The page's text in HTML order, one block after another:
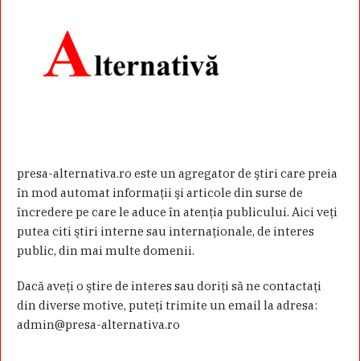
presa-alternativa.ro este un agregator de ştiri care preia
în mod automat informaţii şi articole din surse de
încredere pe care le aduce în atenţia publicului. Aici veţi
putea citi ştiri interne sau internaţionale, de interes
public, din mai multe domenii.
Dacă aveţi o ştire de interes sau doriţi să ne contactaţi
din diverse motive, puteţi trimite un email la adresa:
admin@presa-alternativa.ro